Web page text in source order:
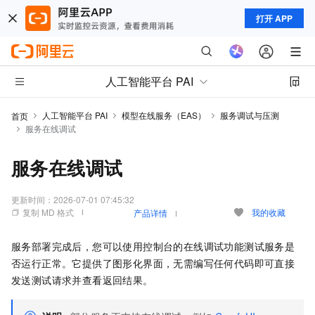
打开 APP
人工智能平台 PAI
首页 人工智能平台 PAI 模型在线服务（EAS）
服务调试与压测
服务在线调试
服务在线调试
更新时间： 2026-07-01 07:45:32
复制 MD 格式
产品详情 我的收藏
服务部署完成后，您可以使用控制台的在线调试功能测试服务是
否运行正常。它提供了图形化界面，无需编写任何代码即可直接
发送测试请求并查看返回结果。